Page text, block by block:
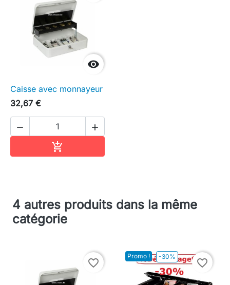

Caisse avec monnayeur
32,67 €
 

4 autres produits dans la même
catégorie
favorite_border
Promo ! -30%
favorite_border